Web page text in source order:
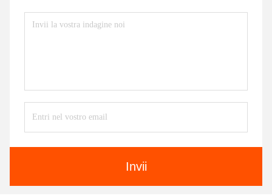
Invii